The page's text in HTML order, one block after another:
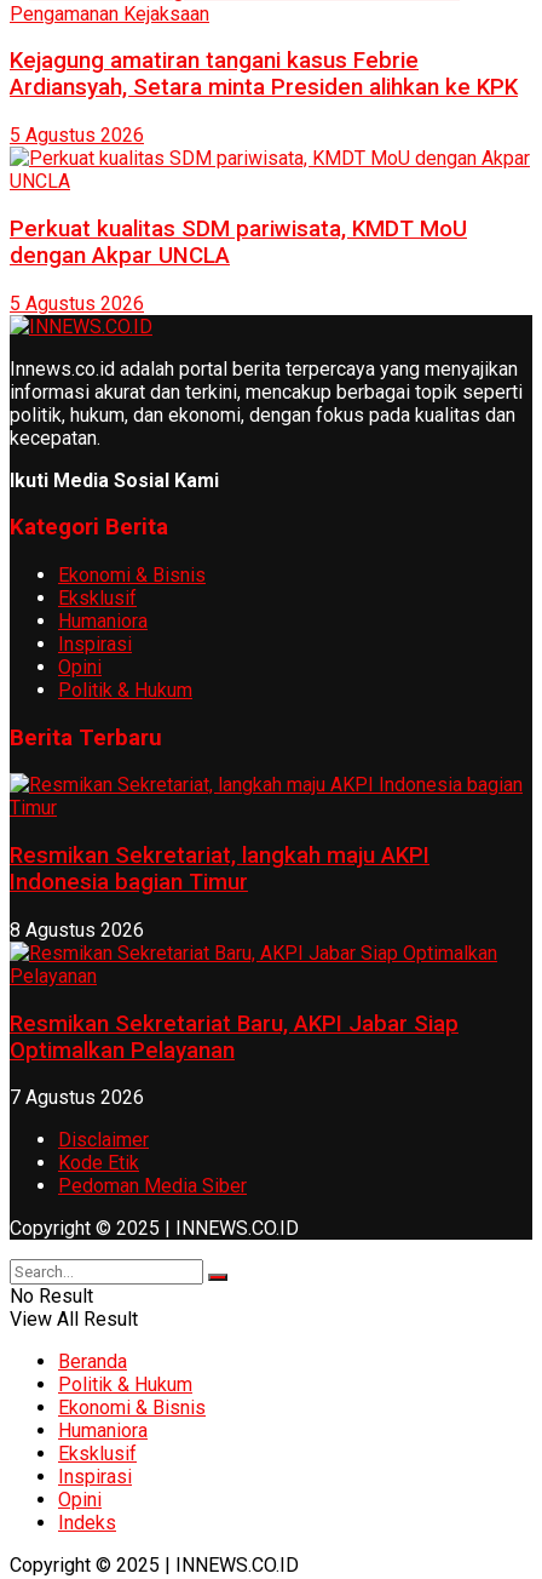
Kejagung amatiran tangani kasus Febrie
Ardiansyah, Setara minta Presiden alihkan ke KPK
5 Agustus 2026
Perkuat kualitas SDM pariwisata, KMDT MoU
dengan Akpar UNCLA
5 Agustus 2026
Innews.co.id adalah portal berita terpercaya yang menyajikan
informasi akurat dan terkini, mencakup berbagai topik seperti
politik, hukum, dan ekonomi, dengan fokus pada kualitas dan
kecepatan.
Ikuti Media Sosial Kami
Kategori Berita
Ekonomi & Bisnis
Eksklusif
Humaniora
Inspirasi
Opini
Politik & Hukum
Berita Terbaru
Resmikan Sekretariat, langkah maju AKPI
Indonesia bagian Timur
8 Agustus 2026
Resmikan Sekretariat Baru, AKPI Jabar Siap
Optimalkan Pelayanan
7 Agustus 2026
Disclaimer
Kode Etik
Pedoman Media Siber
Copyright © 2025 | INNEWS.CO.ID
No Result
View All Result
Beranda
Politik & Hukum
Ekonomi & Bisnis
Humaniora
Eksklusif
Inspirasi
Opini
Indeks
Copyright © 2025 | INNEWS.CO.ID